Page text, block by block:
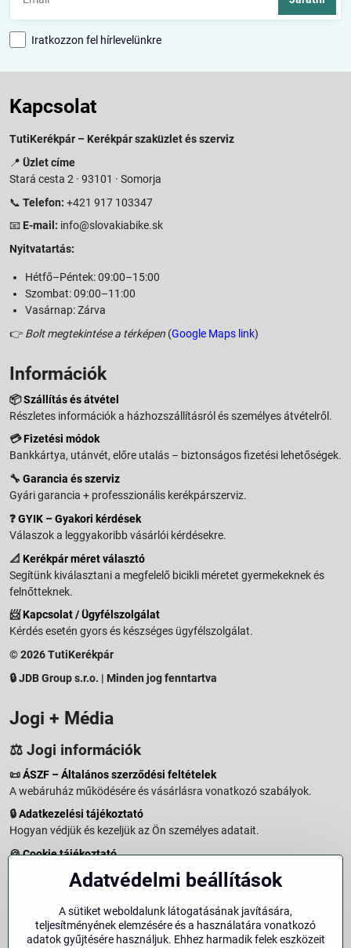
Iratkozzon fel hírlevelünkre
Kapcsolat
TutiKerékpár – Kerékpár szaküzlet és szerviz
📍 Üzlet címe
Stará cesta 2 · 93101 · Somorja
📞 Telefon: +421 917 103347
📧 E-mail: info@slovakiabike.sk
Nyitvatartás:
Hétfő–Péntek: 09:00–15:00
Szombat: 09:00–11:00
Vasárnap: Zárva
👉 Bolt megtekintése a térképen (Google Maps link)
Információk
📦Szállítás és átvétel
Részletes információk a házhozszállításról és személyes átvételről.
💳Fizetési módok
Bankkártya, utánvét, előre utalás – biztonságos fizetési lehetőségek.
🔧 Garancia és szerviz
Gyári garancia + professzionális kerékpárszerviz.
❓GYIK – Gyakori kérdések
Válaszok a leggyakoribb vásárlói kérdésekre.
📐 Kerékpár méret választó
Segítünk kiválasztani a megfelelő bicikli méretet gyermekeknek és
felnőtteknek.
📨Kapcsolat / Ügyfélszolgálat
Kérdés esetén gyors és készséges ügyfélszolgálat.
© 2026 TutiKerékpár
🔒 JDB Group s.r.o. | Minden jog fenntartva
Jogi + Média
⚖️ Jogi információk
📜ÁSZF – Általános szerződési feltételek
A webáruház működésére és vásárlásra vonatkozó szabályok.
🔒Adatkezelési tájékoztató
Hogyan védjük és kezeljük az Ön személyes adatait.
🍪Cookie tájékoztató
A weboldalon használt sütikről és adatkezelésről.
Vásárlástól való elállás menete és feltételei.
Elállás a szerződéstől
Adatvédelmi beállítások
A sütiket weboldalunk látogatásának javítására,
teljesítményének elemzésére és a használatára vonatkozó
adatok gyűjtésére használjuk. Ehhez harmadik felek eszközeit